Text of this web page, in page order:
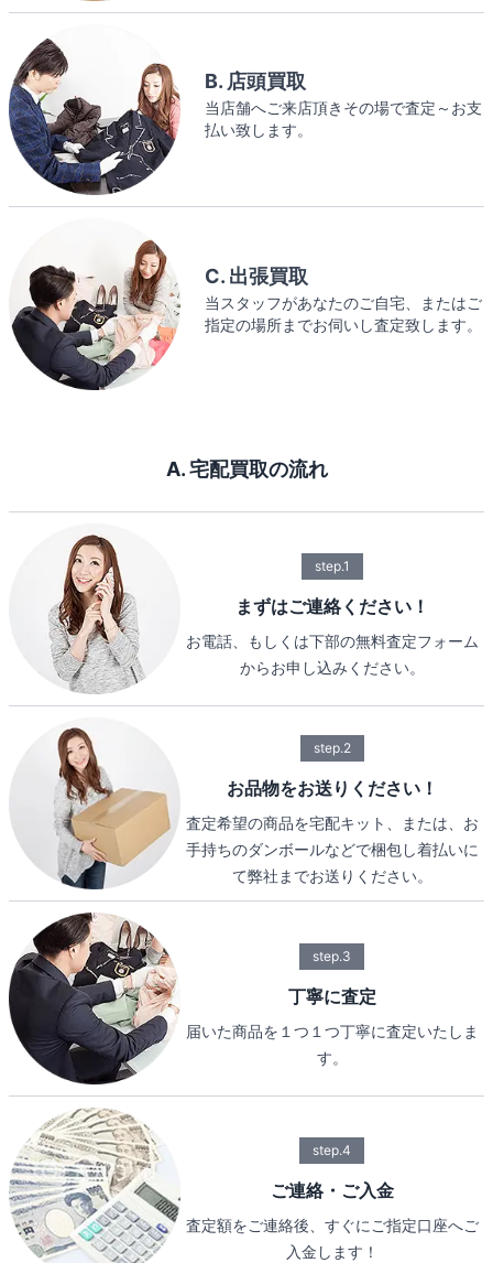
B. 店頭買取
当店舗へご来店頂きその場で査定～お支
払い致します。
C. 出張買取
当スタッフがあなたのご自宅、またはご
指定の場所までお伺いし査定致します。
A. 宅配買取の流れ
step.1
まずはご連絡ください！
お電話、もしくは下部の無料査定フォーム
からお申し込みください。
step.2
お品物をお送りください！
査定希望の商品を宅配キット、または、お
手持ちのダンボールなどで梱包し着払いに
て弊社までお送りください。
step.3
丁寧に査定
届いた商品を１つ１つ丁寧に査定いたしま
す。
step.4
ご連絡・ご入金
査定額をご連絡後、すぐにご指定口座へご
入金します！